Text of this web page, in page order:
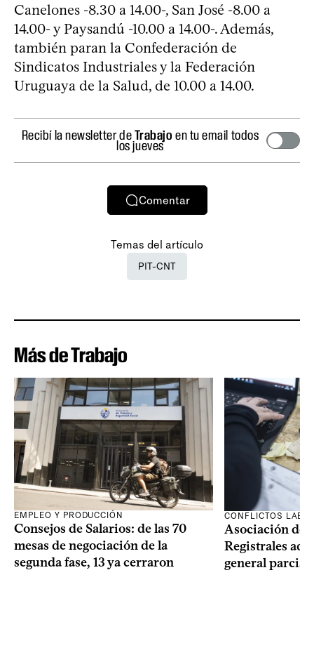
Canelones -8.30 a 14.00-, San José -8.00 a
14.00- y Paysandú -10.00 a 14.00-. Además,
también paran la Confederación de
Sindicatos Industriales y la Federación
Uruguaya de la Salud, de 10.00 a 14.00.
Recibí la newsletter deTrabajo en tu email todos
los jueves
Comentar
Temas del artículo
PIT-CNT
Más de Trabajo
EMPLEO Y PRODUCCIÓN
Consejos de Salarios: de las 70
mesas de negociación de la
segunda fase, 13 ya cerraron
CONFLICTOS
Asociación de
Registrales
general parcial